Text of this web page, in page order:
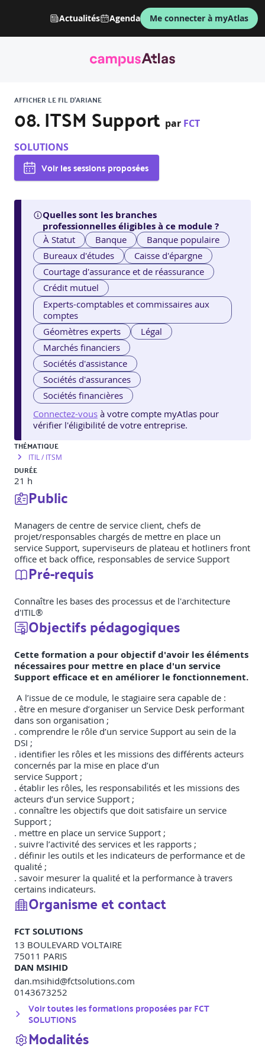
Actualités Agenda Me connecter à myAtlas
AFFICHER LE FIL D'ARIANE
08. ITSM Support par FCT
SOLUTIONS
Voir les sessions proposées
Quelles sont les branches
professionnelles éligibles à ce module ?
À Statut Banque
Banque populaire
Bureaux d'études
Caisse d'épargne
Courtage d'assurance et de réassurance
Crédit mutuel
Experts-comptables et commissaires aux
comptes
Géomètres experts
Légal
Marchés financiers
Sociétés d'assistance
Sociétés d'assurances
Sociétés financières
Connectez-vous à votre compte myAtlas pour
vérifier l'éligibilité de votre entreprise.
THÉMATIQUE
ITIL / ITSM
DURÉE
21 h
Public
Managers de centre de service client, chefs de
projet/responsables chargés de mettre en place un
service Support, superviseurs de plateau et hotliners front
office et back office, responsables de service Support
Pré-requis
Connaître les bases des processus et de l'architecture
d'ITIL®
Objectifs pédagogiques
Cette formation a pour objectif d'avoir les éléments
nécessaires pour mettre en place d'un service
Support efficace et en améliorer le fonctionnement.
A l’issue de ce module, le stagiaire sera capable de :
. être en mesure d’organiser un Service Desk performant
dans son organisation ;
. comprendre le rôle d’un service Support au sein de la
DSI ;
. identifier les rôles et les missions des différents acteurs
concernés par la mise en place d’un
service Support ;
. établir les rôles, les responsabilités et les missions des
acteurs d’un service Support ;
. connaître les objectifs que doit satisfaire un service
Support ;
. mettre en place un service Support ;
. suivre l’activité des services et les rapports ;
. définir les outils et les indicateurs de performance et de
qualité ;
. savoir mesurer la qualité et la performance à travers
certains indicateurs.
Organisme et contact
FCT SOLUTIONS
13 BOULEVARD VOLTAIRE
75011 PARIS
DAN MSIHID
dan.msihid@fctsolutions.com
0143673252
Voir toutes les formations proposées parFCT
SOLUTIONS
Modalités